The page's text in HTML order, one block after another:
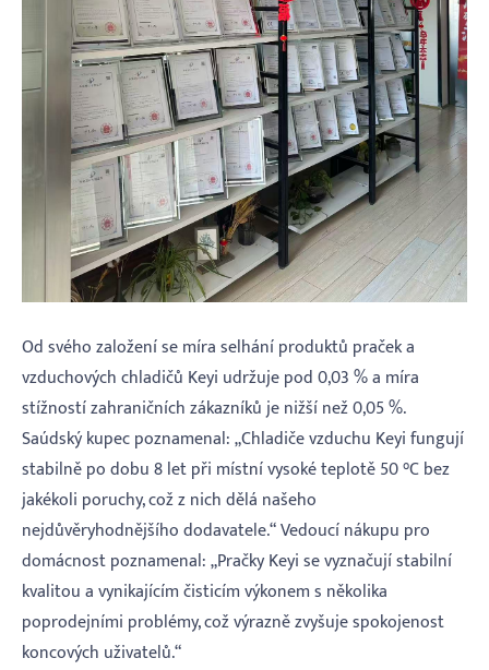
Od svého založení se míra selhání produktů praček a
vzduchových chladičů Keyi udržuje pod 0,03 % a míra
stížností zahraničních zákazníků je nižší než 0,05 %.
Saúdský kupec poznamenal: „Chladiče vzduchu Keyi fungují
stabilně po dobu 8 let při místní vysoké teplotě 50 °C bez
jakékoli poruchy, což z nich dělá našeho
nejdůvěryhodnějšího dodavatele.“ Vedoucí nákupu pro
domácnost poznamenal: „Pračky Keyi se vyznačují stabilní
kvalitou a vynikajícím čisticím výkonem s několika
poprodejními problémy, což výrazně zvyšuje spokojenost
koncových uživatelů.“